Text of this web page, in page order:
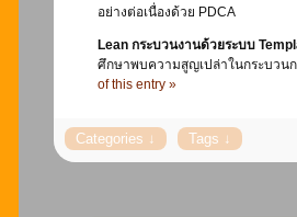
อย่างต่อเนื่องด้วย PDCA
Lean กระบวนงานด้วยระบบ
ศึกษาพบความสูญเปล่าในกระบวน
of this entry »